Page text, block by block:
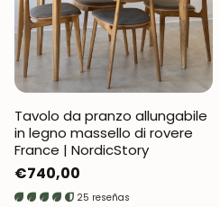
Tavolo da pranzo allungabile
in legno massello di rovere
France | NordicStory
Prezzo
normale
€740,00
25 reseñas